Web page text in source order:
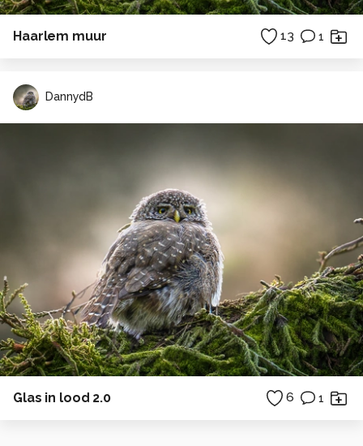
Haarlem muur 13 1
DannydB
Glas in lood 2.0 6 1